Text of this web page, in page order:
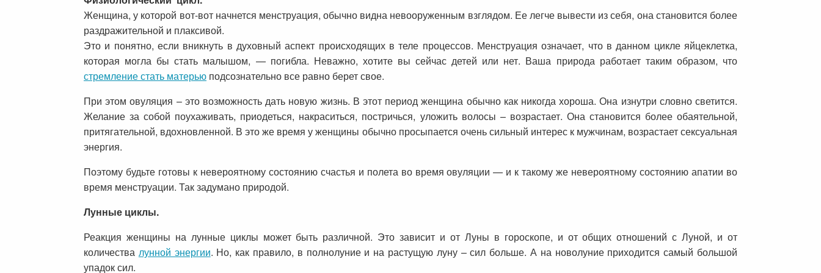
Женщина, у которой вот-вот начнется менструация, обычно видна невооруженным взглядом. Ее легче вывести из себя, она становится более
раздражительной и плаксивой.
Это и понятно, если вникнуть в духовный аспект происходящих в теле процессов. Менструация означает, что в данном цикле яйцеклетка,
которая могла бы стать малышом, — погибла. Неважно, хотите вы сейчас детей или нет. Ваша природа работает таким образом, что
стремление стать матерью подсознательно все равно берет свое.
При этом овуляция – это возможность дать новую жизнь. В этот период женщина обычно как никогда хороша. Она изнутри словно светится.
Желание за собой поухаживать, приодеться, накраситься, постричься, уложить волосы – возрастает. Она становится более обаятельной,
притягательной, вдохновленной. В это же время у женщины обычно просыпается очень сильный интерес к мужчинам, возрастает сексуальная
энергия.
Поэтому будьте готовы к невероятному состоянию счастья и полета во время овуляции — и к такому же невероятному состоянию апатии во
время менструации. Так задумано природой.
Лунные циклы.
Реакция женщины на лунные циклы может быть различной. Это зависит и от Луны в гороскопе, и от общих отношений с Луной, и от
количества лунной энергии. Но, как правило, в полнолуние и на растущую луну – сил больше. А на новолуние приходится самый большой
упадок сил.